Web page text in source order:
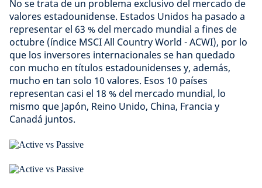
No se trata de un problema exclusivo del mercado de
valores estadounidense. Estados Unidos ha pasado a
representar el 63 % del mercado mundial a fines de
octubre (índice MSCI All Country World - ACWI), por lo
que los inversores internacionales se han quedado
con mucho en títulos estadounidenses y, además,
mucho en tan solo 10 valores. Esos 10 países
representan casi el 18 % del mercado mundial, lo
mismo que Japón, Reino Unido, China, Francia y
Canadá juntos.